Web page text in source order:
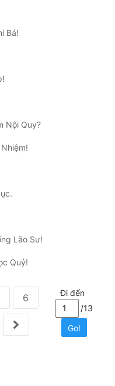
Bá!
Nội Quy?
Lão Sư!
Quỷ!
6
Đi đến
/13
Go!